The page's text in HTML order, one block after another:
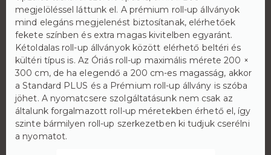
megjelöléssel láttunk el. A prémium roll-up állványok
mind elegáns megjelenést biztosítanak, elérhetőek
fekete színben és extra magas kivitelben egyaránt.
Kétoldalas roll-up állványok között elérhető beltéri és
kültéri típus is. Az Óriás roll-up maximális mérete 200 ×
300 cm, de ha elegendő a 200 cm-es magasság, akkor
a Standard PLUS és a Prémium roll-up állvány is szóba
jöhet. A nyomatcsere szolgáltatásunk nem csak az
általunk forgalmazott roll-up méretekben érhető el, így
szinte bármilyen roll-up szerkezetben ki tudjuk cserélni
a nyomatot.